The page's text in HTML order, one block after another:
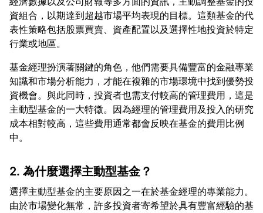
資組合，以期達到超越市場平均表現的目標。這類基金的代
表性策略包括股票買賣、資產配置以及選擇性地投資於特定
基金經理扮演著關鍵的角色，他們需要具備豐富的金融專業
知識和市場分析能力，才能在複雜的市場環境中找到優勢投
資機會。與此同時，投資者也需支付較高的管理費用，這是
主動型基金的一大特徵。因為經理的管理費用及投入的研究
成本相對較高，這些費用通常都會反映在基金的費用比例
2. 為什麼選擇主動型基金？
選擇主動型基金的主要原因之一在於基金經理的專業能力。
由於市場變化無常，許多投資者寄希望於具有豐富經驗的基